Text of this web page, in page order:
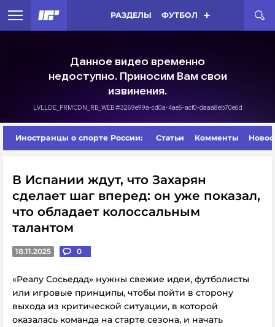
РАЗДЕЛЫ ФУТБОЛ
Иностранцы о спорте России: Статьи Комменты
В Испании ждут, что Захарян
сделает шаг вперед: он уже показал,
что обладает колоссальным
талантом
18.11.2025 0
«Реалу Сосьедад» нужны свежие идеи, футболисты
или игровые принципы, чтобы пойти в сторону
выхода из критической ситуации, в которой
оказалась команда на старте сезона, и начать